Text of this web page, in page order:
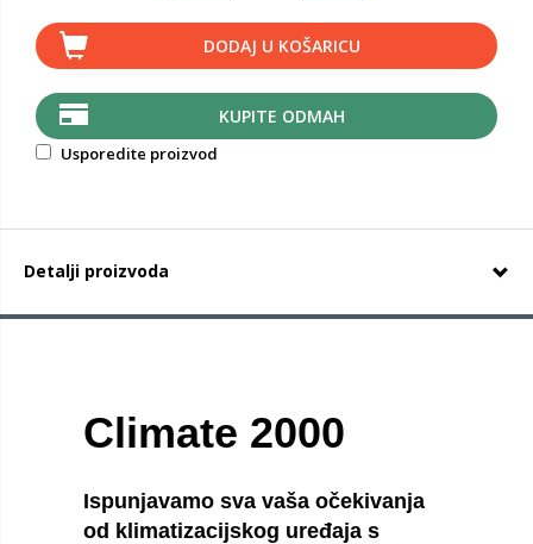
DODAJ U KOŠARICU
KUPITE ODMAH
Usporedite proizvod
Detalji proizvoda
Climate 2000
Ispunjavamo sva vaša očekivanja
od klimatizacijskog uređaja s